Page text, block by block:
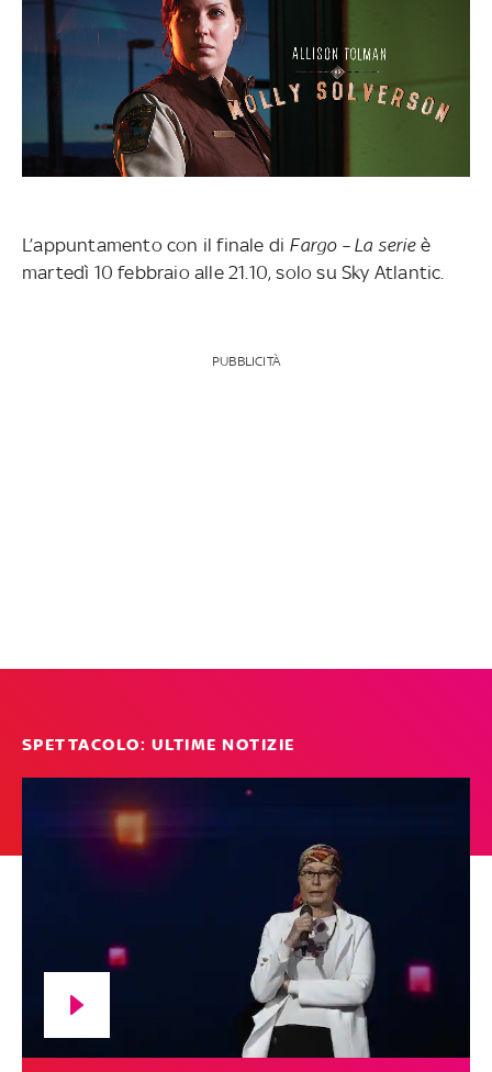
L’appuntamento con il finale di Fargo – La serieè
martedì 10 febbraio alle 21.10, solo su Sky Atlantic.
PUBBLICITÀ
SPETTACOLO: ULTIME NOTIZIE